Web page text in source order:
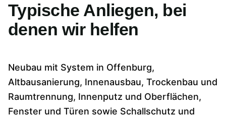
Typische Anliegen, bei
denen wir helfen
Neubau mit System in Offenburg,
Altbausanierung, Innenausbau, Trockenbau und
Raumtrennung, Innenputz und Oberflächen,
Fenster und Türen sowie Schallschutz und